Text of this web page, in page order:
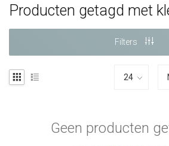
Producten getagd met
Filters
Geen producten